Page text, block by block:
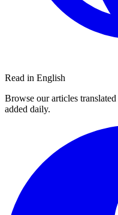
Read in English
Browse our articles
added daily.